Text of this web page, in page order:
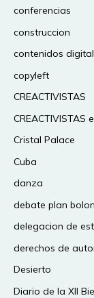
conferencias
construccion
contenidos
copyleft
CREACTIVISTAS
CREACTIVISTAS
Cristal Palace
Cuba
danza
debate plan
delegacion de
derechos de
Desierto
Diario de la XII